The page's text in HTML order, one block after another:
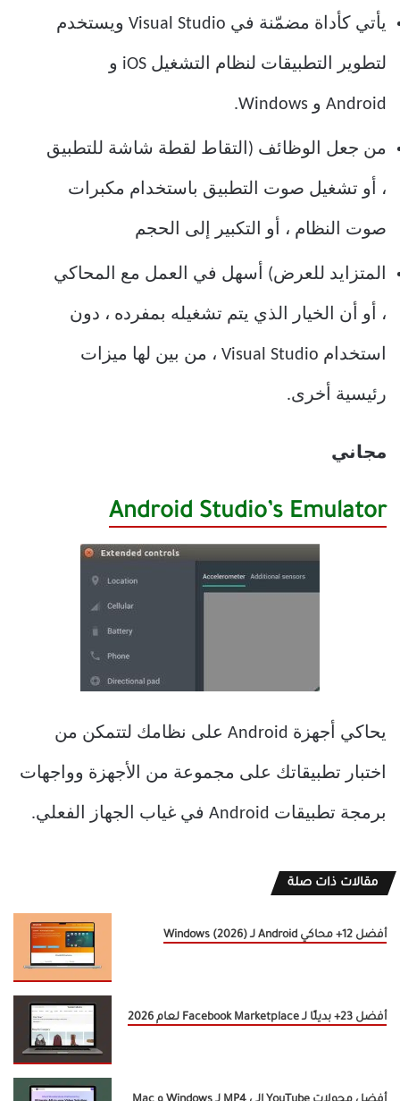
يأتي كأداة مضمّنة في Visual Studio ويستخدم
لتطوير التطبيقات لنظام التشغيل iOS و
Android و Windows.
من جعل الوظائف (التقاط لقطة شاشة للتطبيق
، أو تشغيل صوت التطبيق باستخدام مكبرات
صوت النظام ، أو التكبير إلى الحجم
المتزايد للعرض) أسهل في العمل مع المحاكي
، أو أن الخيار الذي يتم تشغيله بمفرده ، دون
استخدام Visual Studio ، من بين لها ميزات
رئيسية أخرى.
مجاني
Android Studio’s Emulator
يحاكي أجهزة Android على نظامك لتتمكن من
اختبار تطبيقاتك على مجموعة من الأجهزة وواجهات
برمجة تطبيقات Android في غياب الجهاز الفعلي.
مقالات ذات صلة
أفضل 12+ محاكي Android لـ Windows (2026)
أفضل 23+ بديلًا لـ Facebook Marketplace لعام 2026